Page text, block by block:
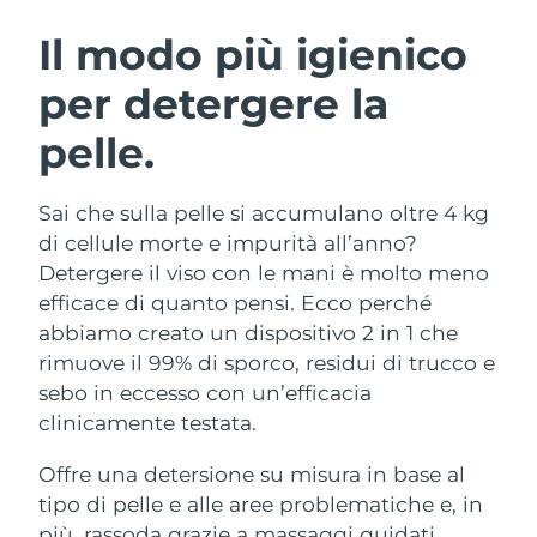
Il modo più igienico
per detergere la
pelle.
Sai che sulla pelle si accumulano oltre 4 kg
di cellule morte e impurità all’anno?
Detergere il viso con le mani è molto meno
efficace di quanto pensi. Ecco perché
abbiamo creato un dispositivo 2 in 1 che
rimuove il 99% di sporco, residui di trucco e
sebo in eccesso con un’efficacia
clinicamente testata.
Offre una detersione su misura in base al
tipo di pelle e alle aree problematiche e, in
Detersione viso
Anti-aging massage
LUNA™ 4 Plus
Massage, LED heating
LUNA™ 4 Men
Microcurrent toning
BEAR™ 2 go
Microcurrent toning on-the-go
BEAR™ 2 eyes & lips
Idratazione
UFO™ 3 pacchetto
Deep facial hydration
Near-infrared and red light therapy
device
Igiene orale
issa™ 4
Hybrid silicone sonic toothbrush
Smart hybrid silicone sonic toothbrush
TRATTAMENTI ANTI-AGE FAQ™
Anti-age Trattamenti LED
Austria Consegna stimata 09/08/2026
Bahrein Consegna stimata
Belgio
Bermuda Consegna stimata15/08/2026
Bosnia ed
Erzegovina
Consegna stimata12/08/2026
Brunei Consegna stimata 14/08/2026
Bulgaria Consegna stimata
Cile Consegna stimata13/08/2026